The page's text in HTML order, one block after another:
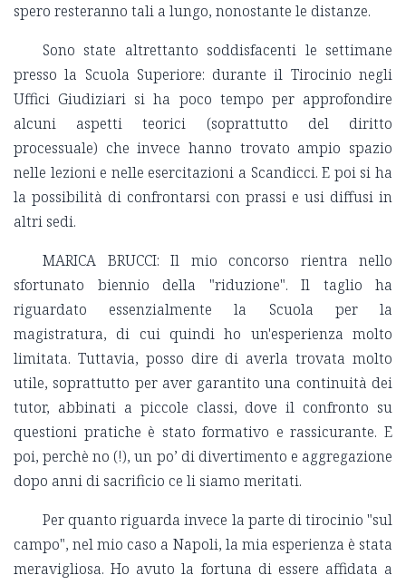
spero resteranno tali a lungo, nonostante le distanze.
Sono state altrettanto soddisfacenti le settimane
presso la Scuola Superiore: durante il Tirocinio negli
Uffici Giudiziari si ha poco tempo per approfondire
alcuni aspetti teorici (soprattutto del diritto
processuale) che invece hanno trovato ampio spazio
nelle lezioni e nelle esercitazioni a Scandicci. E poi si ha
la possibilità di confrontarsi con prassi e usi diffusi in
altri sedi.
MARICA BRUCCI: Il mio concorso rientra nello
sfortunato biennio della "riduzione". Il taglio ha
riguardato essenzialmente la Scuola per la
magistratura, di cui quindi ho un'esperienza molto
limitata. Tuttavia, posso dire di averla trovata molto
utile, soprattutto per aver garantito una continuità dei
tutor, abbinati a piccole classi, dove il confronto su
questioni pratiche è stato formativo e rassicurante. E
poi, perchè no (!), un po’ di divertimento e aggregazione
dopo anni di sacrificio ce li siamo meritati.
Per quanto riguarda invece la parte di tirocinio "sul
campo", nel mio caso a Napoli, la mia esperienza è stata
meravigliosa. Ho avuto la fortuna di essere affidata a